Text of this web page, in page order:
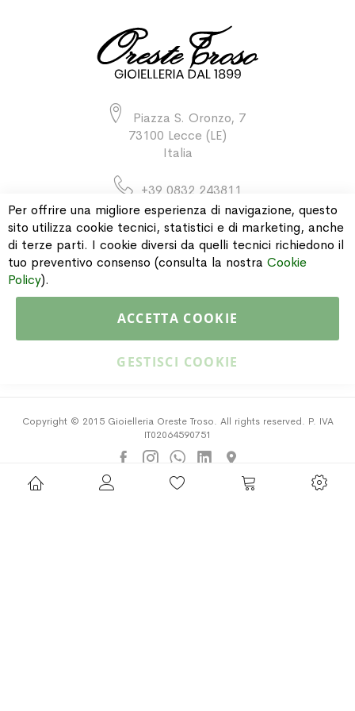
Piazza S. Oronzo, 7
73100 Lecce (LE)
Italia
+39 0832 243811
INFORMAZIONI
Copyright © 2015 Gioielleria Oreste Troso. All rights reserved. P. IVA
IT02064590751
Privacy Policy Cookie Policy
Per offrire una migliore esperienza di navigazione, questo
sito utilizza cookie tecnici, statistici e di marketing, anche
di terze parti. I cookie diversi da quelli tecnici richiedono il
tuo preventivo consenso (consulta la nostra Cookie
Policy).
ACCETTA COOKIE
GESTISCI COOKIE